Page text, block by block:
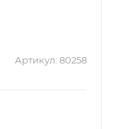
Артикул: 80258